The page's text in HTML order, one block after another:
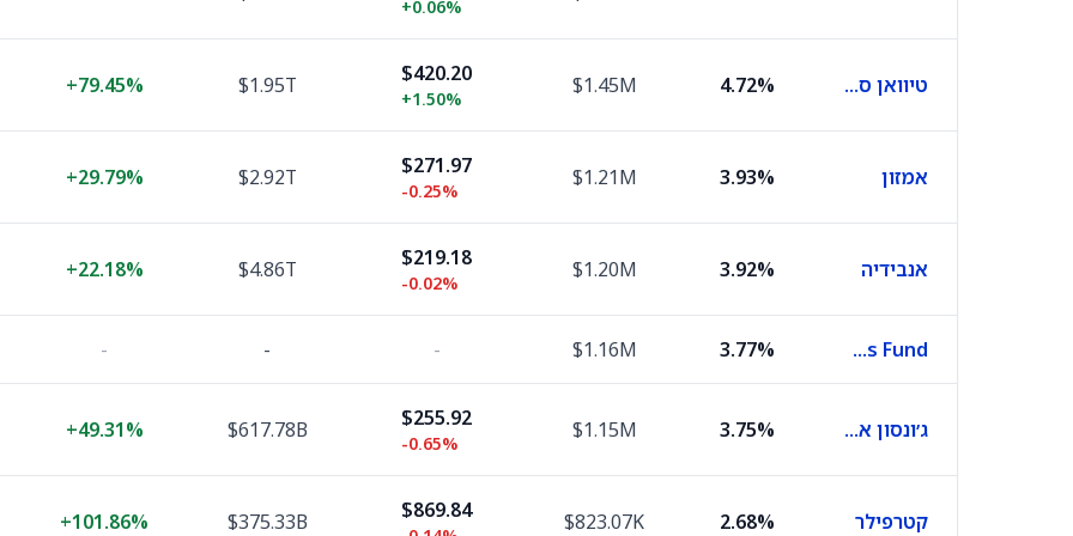
+0.06%
טיוואן סמיקונדקטור מניופקצ'רינג 4.72%
$1.45M
$420.20
+1.50%
$1.95T
+79.45%
אמזון 3.93%
$1.21M
$271.97
-0.25%
$2.92T
+29.79%
אנבידיה 3.92%
$1.20M
$219.18
-0.02%
$4.86T
+22.18%
State Street Institutional Investment Trust Institutional Shs Treasury Plus Fund
3.77%
$1.16M
-
-
-
ג׳ונסון אנד ג׳ונסון 3.75%
$1.15M
$255.92
-0.65%
$617.78B
+49.31%
קטרפילר 2.68%
$823.07K
$869.84
$375.33B
+101.86%